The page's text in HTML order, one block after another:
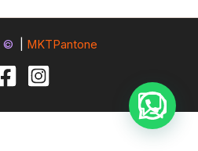
© MKTPantone